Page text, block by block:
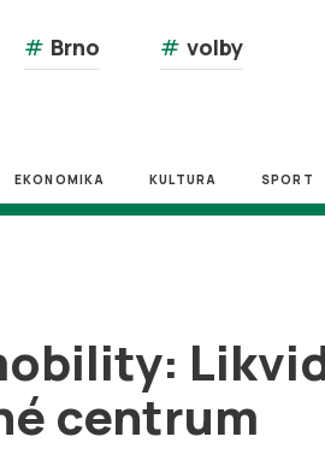
# Brno # volby
EKONOMIKA KULTURA SPORT
centrum